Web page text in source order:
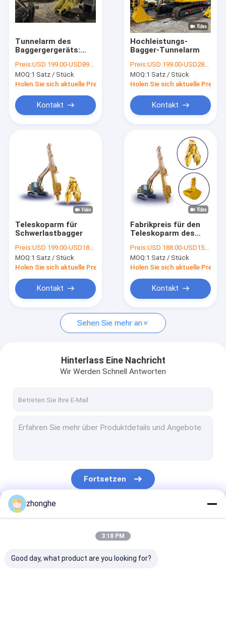
Produkte
Videos
VR-Show
Qualitätskontrolle
Neuigkeiten
Bitte um ein Angebot
Boom der Baggerlangen strecke
Bagger Telescopic Boom
Baggertunnelarm
Demolierungs-Boom
Ausgrabungsmaschine, Steingarm
Tunnelarm des
Baggergergeräts:
Räumen
Preis:USD 199.00-USD8999.00
MOQ:1 Satz / Stück
Holen Sie sich aktuelle Preis
Kontakt
Hochleistungs-
Bagger-Tunnelarm
Preis:USD 199.00-USD28999.00
MOQ:1 Satz / Stück
Holen Sie sich aktuelle Preis
Kontakt
Teleskoparm für
Schwerlastbagger
Preis:USD 199.00-USD18999.00
MOQ:1 Satz / Stück
Holen Sie sich aktuelle Preis
Kontakt
Fabrikpreis für den
Teleskoparm des
Preis:USD 188.00-USD15999.00
MOQ:1 Satz / Stück
Holen Sie sich aktuelle Preis
Kontakt
Sehen Sie mehr an
Hinterlass Eine Nachricht
Wir Werden Schnell Antworten
Fortsetzen
Unsere Kategorien
zhonghe
3:18 PM
Good day, what product are you looking for?